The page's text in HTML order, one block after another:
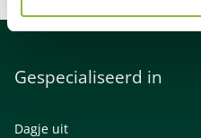
Gespecialiseerd in
Dagje uit